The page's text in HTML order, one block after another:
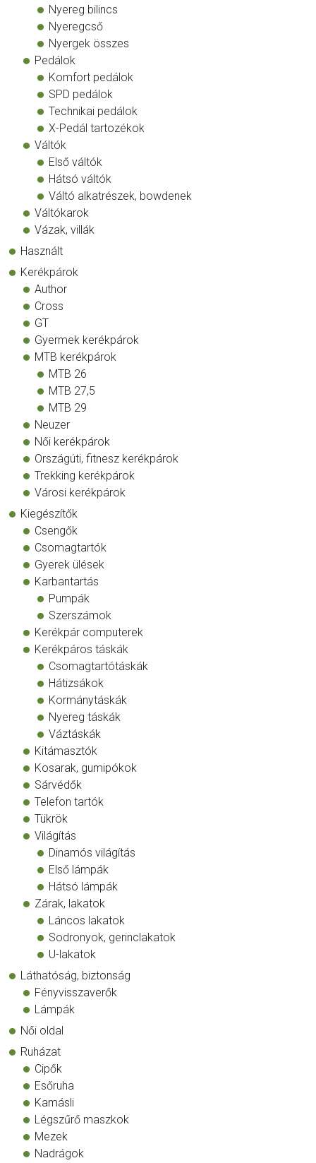
Nyereg bilincs
Nyeregcső
Nyergek összes
Pedálok
Komfort pedálok
SPD pedálok
Technikai pedálok
X-Pedál tartozékok
Váltók
Első váltók
Hátsó váltók
Váltó alkatrészek, bowdenek
Váltókarok
Vázak, villák
Használt
Kerékpárok
Author
Cross
GT
Gyermek kerékpárok
MTB kerékpárok
MTB 26
MTB 27,5
MTB 29
Neuzer
Női kerékpárok
Országúti, fitnesz kerékpárok
Trekking kerékpárok
Városi kerékpárok
Kiegészítők
Csengők
Csomagtartók
Gyerek ülések
Karbantartás
Pumpák
Szerszámok
Kerékpár computerek
Kerékpáros táskák
Csomagtartótáskák
Hátizsákok
Kormánytáskák
Nyereg táskák
Váztáskák
Kitámasztók
Kosarak, gumipókok
Sárvédők
Telefon tartók
Tükrök
Világítás
Dinamós világítás
Első lámpák
Hátsó lámpák
Zárak, lakatok
Láncos lakatok
Sodronyok, gerinclakatok
U-lakatok
Láthatóság, biztonság
Fényvisszaverők
Lámpák
Női oldal
Ruházat
Cipők
Esőruha
Kamásli
Légszűrő maszkok
Mezek
Nadrágok